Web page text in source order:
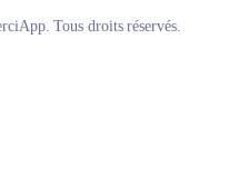
Tous droits réservés.